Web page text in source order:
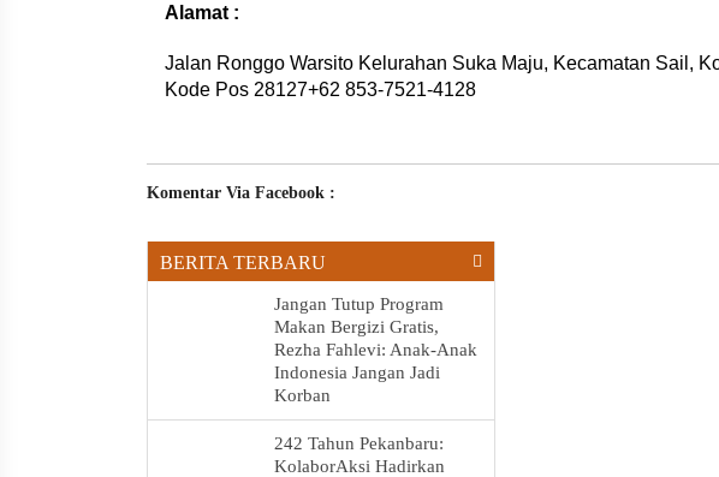
Alamat :
Jalan Ronggo Warsito Kelurahan Suka Maju, Kecamatan Sail,
Kode Pos 28127+62 853-7521-4128
Komentar Via Facebook :
BERITA TERBARU
Jangan Tutup Program
Makan Bergizi Gratis,
Rezha Fahlevi: Anak-Anak
Indonesia Jangan Jadi
Korban
242 Tahun Pekanbaru:
KolaborAksi Hadirkan